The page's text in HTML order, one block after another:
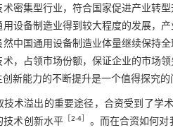
密集型行业，符合国家促进产业转
设备制造业得到较大程度的发展，
中国通用设备制造业体量继续保持
，占领市场份额，保证企业的市场
新能力的不断提升是一个值得探究的
术溢出的重要途径，合资受到了学
技术创新水平 ［2-4 。而在合资如何对